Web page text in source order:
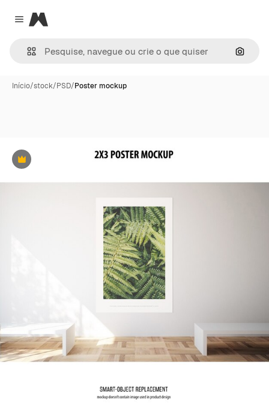
Close menu
Magnific
Início/stock/PSD/Poster mockup
Premium